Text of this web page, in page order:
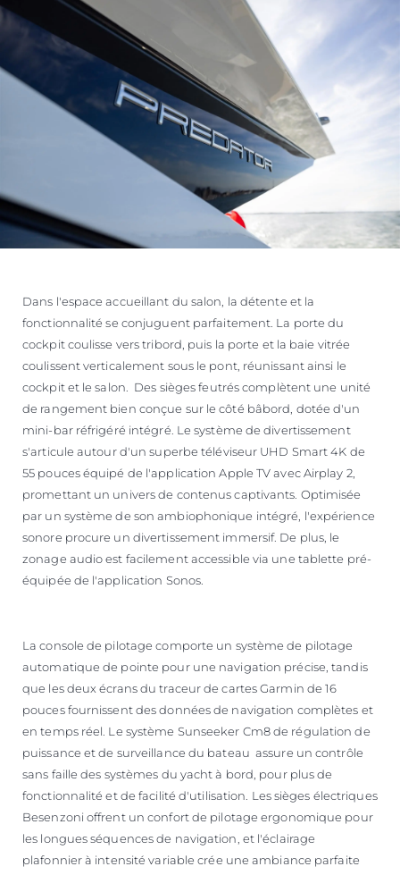
Dans l'espace accueillant du salon, la détente et la
fonctionnalité se conjuguent parfaitement. La porte du
cockpit coulisse vers tribord, puis la porte et la baie vitrée
coulissent verticalement sous le pont, réunissant ainsi le
cockpit et le salon. Des sièges feutrés complètent une unité
de rangement bien conçue sur le côté bâbord, dotée d'un
mini-bar réfrigéré intégré. Le système de divertissement
s'articule autour d'un superbe téléviseur UHD Smart 4K de
55 pouces équipé de l'application Apple TV avec Airplay 2,
promettant un univers de contenus captivants. Optimisée
par un système de son ambiophonique intégré, l'expérience
sonore procure un divertissement immersif. De plus, le
zonage audio est facilement accessible via une tablette pré-
équipée de l'application Sonos.
La console de pilotage comporte un système de pilotage
automatique de pointe pour une navigation précise, tandis
que les deux écrans du traceur de cartes Garmin de 16
pouces fournissent des données de navigation complètes et
en temps réel. Le système Sunseeker Cm8 de régulation de
puissance et de surveillance du bateau assure un contrôle
sans faille des systèmes du yacht à bord, pour plus de
fonctionnalité et de facilité d'utilisation. Les sièges électriques
Besenzoni offrent un confort de pilotage ergonomique pour
les longues séquences de navigation, et l'éclairage
plafonnier à intensité variable crée une ambiance parfaite